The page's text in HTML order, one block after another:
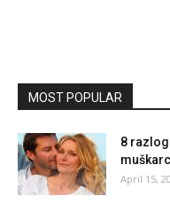
MOST POPULAR
8
April 15,